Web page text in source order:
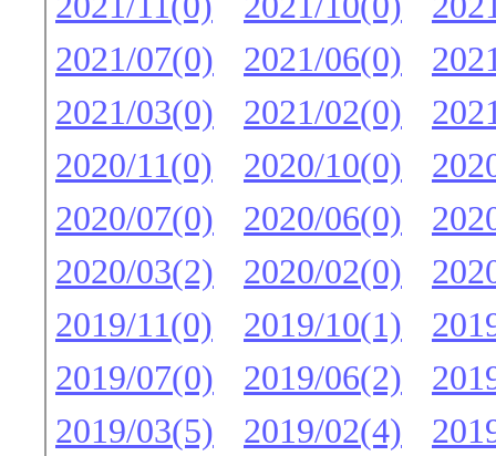
2021/07(0)
2021/06(0)
2021/03(0)
2021/02(0)
2020/11(0)
2020/10(0)
2020/07(0)
2020/06(0)
2020/03(2)
2020/02(0)
2019/11(0)
2019/10(1)
2019/07(0)
2019/06(2)
2019/03(5)
2019/02(4)